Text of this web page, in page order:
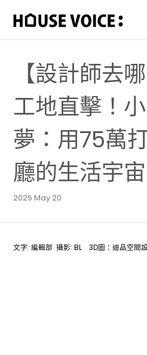
【設計師去
工地直擊！
夢：用75萬
廳的生活宇宙
2025 May 20
文字: 編輯部 攝影: BL 3D圖：迪品空間